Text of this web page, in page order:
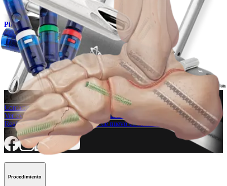
Pie y tobillo
Artrodesis subtalar (Pie plano)
Procedimiento
¿Cómo podemos ayudarlo?
Contacte a un representante
Ver eventos, laboratorios y oportunidades educativas
Regístrese para recibir: ¿Qué hay de nuevo en Arthrex?
Conéctese con nosotros
Procedimiento